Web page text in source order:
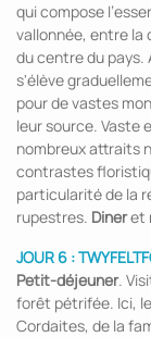
qui compose
vallonnée, entre la
du centre du pays.
s'élève
pour de vastes
leur source. Vaste
nombreux attraits
contrastes
particularité de la
rupestres. Dineret
JOUR 6 :
Petit-déjeuner.
forêt pétrifée. Ici,
Cordaites, de la